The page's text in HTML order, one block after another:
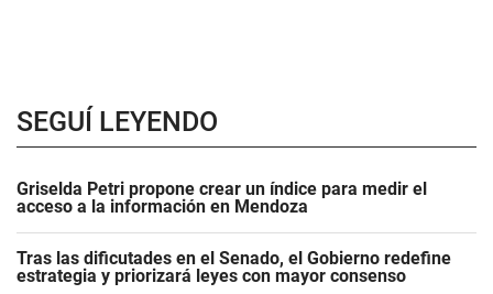
SEGUÍ LEYENDO
Griselda Petri propone crear un índice para medir el
acceso a la información en Mendoza
Tras las dificutades en el Senado, el Gobierno redefine
estrategia y priorizará leyes con mayor consenso